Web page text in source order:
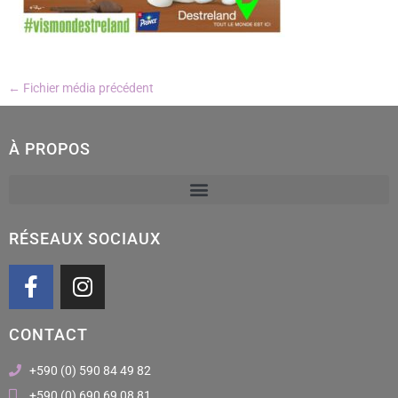
← Fichier média précédent
À PROPOS
RÉSEAUX SOCIAUX
F
a
e
b
o
I
n
t
a
g
CONTACT
+590 (0) 590 84 49 82
+590 (0) 690 69 08 81